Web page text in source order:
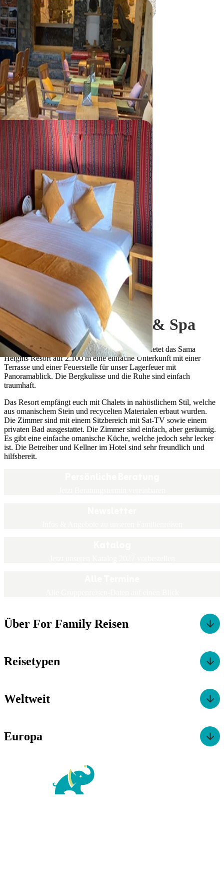
Sama Heights Resort & Spa
Gleich neben dem Grand Canyon des Oman bietet das Sama
Heights Resort auf 2.100 m eine einfache Unterkunft mit einer
Terrasse und einer Feuerstelle für unser Lagerfeuer mit
Panoramablick. Die Bergkulisse und die Ruhe sind einfach
traumhaft.
Das Resort empfängt euch mit Chalets in nahöstlichem Stil, welche
aus omanischem Stein und recycelten Materialen erbaut wurden.
Die Zimmer sind mit einem Sitzbereich mit Sat-TV sowie einem
privaten Bad ausgestattet. Die Zimmer sind einfach, aber geräumig.
Es gibt eine einfache omanische Küche, welche jedoch sehr lecker
ist. Die Betreiber und Kellner im Hotel sind sehr freundlich und
hilfsbereit.
Über For Family Reisen
Reisetypen
Weltweit
Europa